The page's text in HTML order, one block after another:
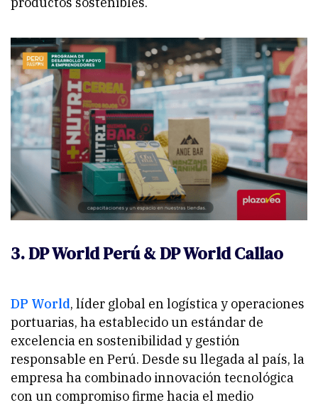
3. DP World Perú & DP World Callao
DP World, líder global en logística y operaciones
portuarias, ha establecido un estándar de
excelencia en sostenibilidad y gestión
responsable en Perú. Desde su llegada al país, la
empresa ha combinado innovación tecnológica
con un compromiso firme hacia el medio